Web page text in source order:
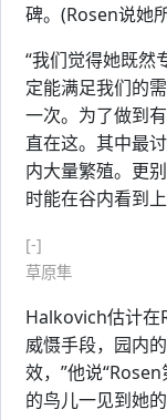
碑。(Rosen说她
“我们觉得她既然
定能满足我们的
一次。为了做到
直在这。其中最
内大量繁殖。更
时能在谷内看到
[-]
草原隼
Halkovich估计在
威慑手段，园内
效，”他说
的鸟儿一见到她